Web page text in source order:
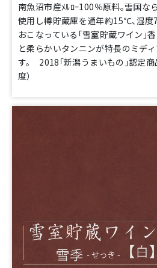
南魚沼市産ﾒﾙﾛｰ100％原料。雪国な
使用し樽貯蔵庫を通年約15℃、湿度
おこなっている「雪室貯蔵ワイン」
と柔らかいタンニンが特長のミデ
す。 2018「新潟うまいもの」認定
度）